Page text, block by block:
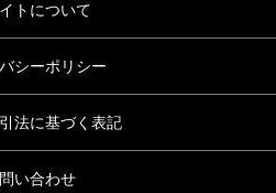
トについて
シーポリシー
法に基づく表記
い合わせ